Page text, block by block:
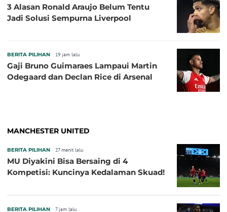
3 Alasan Ronald Araujo Belum Tentu
Jadi Solusi Sempurna Liverpool
BERITA PILIHAN 19 jam lalu
Gaji Bruno Guimaraes Lampaui Martin
Odegaard dan Declan Rice di Arsenal
MANCHESTER UNITED
BERITA PILIHAN 27 menit lalu
MU Diyakini Bisa Bersaing di 4
Kompetisi: Kuncinya Kedalaman Skuad!
BERITA PILIHAN 7 jam lalu